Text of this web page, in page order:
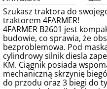
Szukasz traktora do
traktorem 4FARMER!
4FARMER B2601 jest
budowie, co sprawia, że
bezproblemowa. Pod
cylindrowy silnik diesla
KM. Ciągnik posiada
mechaniczną skrzynię
do przodu oraz 3 biegi do